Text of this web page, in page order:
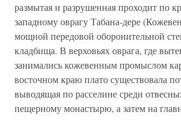
размытая и разрушенная проходит по
западному оврагу Табана-дере
мощной передовой оборонительной
кладбища. В верховьях оврага, где
занимались кожевенным промыслом
восточном краю плато существовала
выводящая по расселине среди
пещерному монастырю, а затем на